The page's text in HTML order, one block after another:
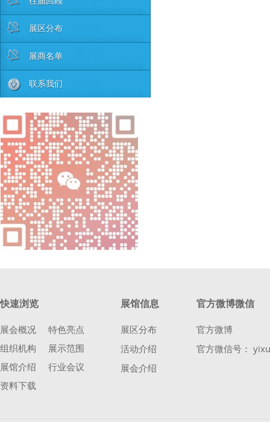
展区分布
展商名单
联系我们
快速浏览
展会概况
特色亮点
组织机构
展示范围
展馆介绍
行业会议
资料下载
展馆信息
展区分布
活动介绍
展会介绍
官方微博微信
官方微博
官方微信号：